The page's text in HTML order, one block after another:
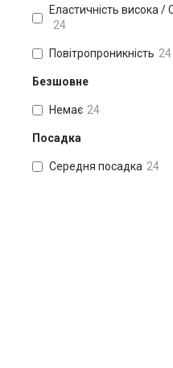
Еластичність висока /
24
Повітропроникність 24
Безшовне
Немає 24
Посадка
Середня посадка 24